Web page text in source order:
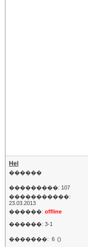
Hel
������
���������: 107
�����������:
23.03.2013
������: offline
������: 3-1
�������: 6 ()